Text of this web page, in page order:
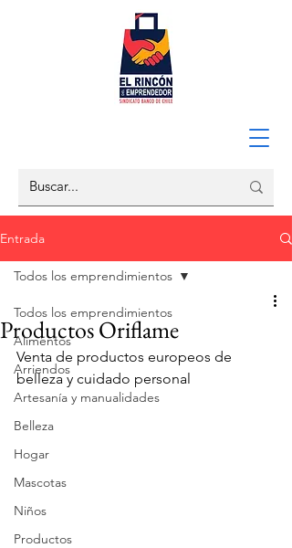
Entrada
Todos los emprendimientos
Alimentos
Arriendos
Artesanía y manualidades
Belleza
Hogar
Mascotas
Niños
Productos
Todos los emprendimientos
Productos Oriflame
Venta de productos europeos de
belleza y cuidado personal